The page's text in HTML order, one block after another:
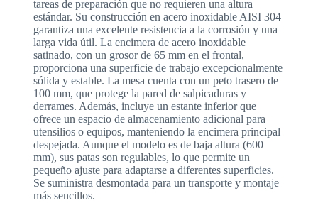
tareas de preparación que no requieren una altura
estándar. Su construcción en acero inoxidable AISI 304
garantiza una excelente resistencia a la corrosión y una
larga vida útil. La encimera de acero inoxidable
satinado, con un grosor de 65 mm en el frontal,
proporciona una superficie de trabajo excepcionalmente
sólida y estable. La mesa cuenta con un peto trasero de
100 mm, que protege la pared de salpicaduras y
derrames. Además, incluye un estante inferior que
ofrece un espacio de almacenamiento adicional para
utensilios o equipos, manteniendo la encimera principal
despejada. Aunque el modelo es de baja altura (600
mm), sus patas son regulables, lo que permite un
pequeño ajuste para adaptarse a diferentes superficies.
Se suministra desmontada para un transporte y montaje
más sencillos.